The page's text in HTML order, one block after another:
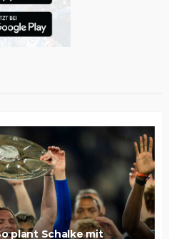
plant Schalke mit